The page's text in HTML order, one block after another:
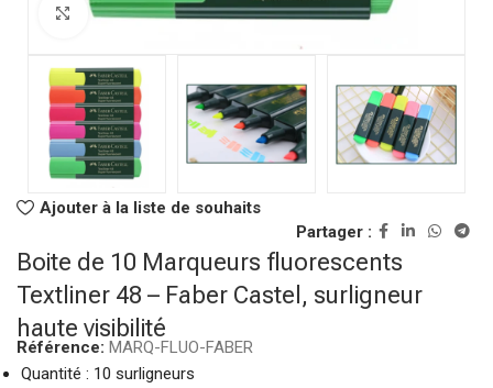
Click to enlarge
Ajouter à la liste de souhaits
Partager :
Boite de 10 Marqueurs fluorescents
Textliner 48 – Faber Castel, surligneur
haute visibilité
Référence: MARQ-FLUO-FABER
Quantité : 10 surligneurs